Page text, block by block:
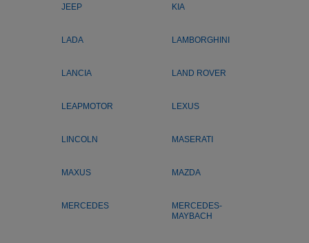
JEEP KIA
LADA LAMBORGHINI
LANCIA LAND ROVER
LEAPMOTOR LEXUS
LINCOLN MASERATI
MAXUS MAZDA
MERCEDES
MERCEDES-
MAYBACH